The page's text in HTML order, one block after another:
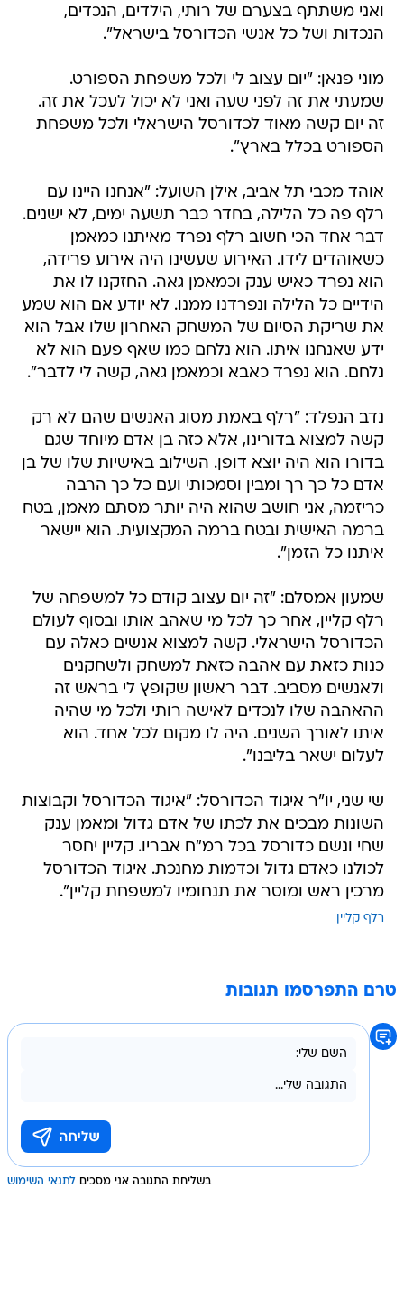
ואני משתתף בצערם של רותי, הילדים, הנכדים,
הנכדות ושל כל אנשי הכדורסל בישראל".
מוני פנאן: "יום עצוב לי ולכל משפחת הספורט.
שמעתי את זה לפני שעה ואני לא יכול לעכל את זה.
זה יום קשה מאוד לכדורסל הישראלי ולכל משפחת
הספורט בכלל בארץ".
אוהד מכבי תל אביב, אילן השועל: "אנחנו היינו עם
רלף פה כל הלילה, בחדר כבר תשעה ימים, לא ישנים.
דבר אחד הכי חשוב רלף נפרד מאיתנו כמאמן
כשאוהדים לידו. האירוע שעשינו היה אירוע פרידה,
הוא נפרד כאיש ענק וכמאמן גאה. החזקנו לו את
הידיים כל הלילה ונפרדנו ממנו. לא יודע אם הוא שמע
את שריקת הסיום של המשחק האחרון שלו אבל הוא
ידע שאנחנו איתו. הוא נלחם כמו שאף פעם הוא לא
נלחם. הוא נפרד כאבא וכמאמן גאה, קשה לי לדבר".
נדב הנפלד: "רלף באמת מסוג האנשים שהם לא רק
קשה למצוא בדורינו, אלא כזה בן אדם מיוחד שגם
בדורו הוא היה יוצא דופן. השילוב באישיות שלו של בן
אדם כל כך רך ומבין וסמכותי ועם כל כך הרבה
כריזמה, אני חושב שהוא היה יותר מסתם מאמן, בטח
ברמה האישית ובטח ברמה המקצועית. הוא יישאר
איתנו כל הזמן".
שמעון אמסלם: "זה יום עצוב קודם כל למשפחה של
רלף קליין, אחר כך לכל מי שאהב אותו ובסוף לעולם
הכדורסל הישראלי. קשה למצוא אנשים כאלה עם
כנות כזאת עם אהבה כזאת למשחק ולשחקנים
ולאנשים מסביב. דבר ראשון שקופץ לי בראש זה
ההאהבה שלו לנכדים לאישה רותי ולכל מי שהיה
איתו לאורך השנים. היה לו מקום לכל אחד. הוא
לעלום ישאר בליבנו".
שי שני, יו"ר איגוד הכדורסל: "איגוד הכדורסל וקבוצות
השונות מבכים את לכתו של אדם גדול ומאמן ענק
שחי ונשם כדורסל בכל רמ"ח אבריו. קליין יחסר
לכולנו כאדם גדול וכדמות מחנכת. איגוד הכדורסל
מרכין ראש ומוסר את תנחומיו למשפחת קליין".
רלף קליין
טרם התפרסמו תגובות
בשליחת התגובה אני מסכים לתנאי השימוש